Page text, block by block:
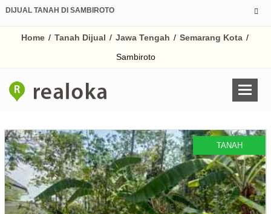
DIJUAL TANAH DI SAMBIROTO
Home / Tanah Dijual / Jawa Tengah / Semarang Kota /
Sambiroto
TANAH